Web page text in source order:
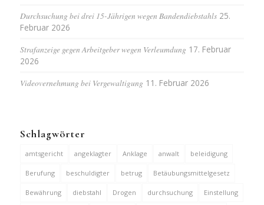
Durchsuchung bei drei 15-Jährigen wegen Bandendiebstahls 25.
Februar 2026
Strafanzeige gegen Arbeitgeber wegen Verleumdung 17. Februar
2026
Videovernehmung bei Vergewaltigung 11. Februar 2026
Schlagwörter
amtsgericht angeklagter Anklage anwalt beleidigung
Berufung beschuldigter betrug Betäubungsmittelgesetz
Bewährung diebstahl Drogen durchsuchung Einstellung